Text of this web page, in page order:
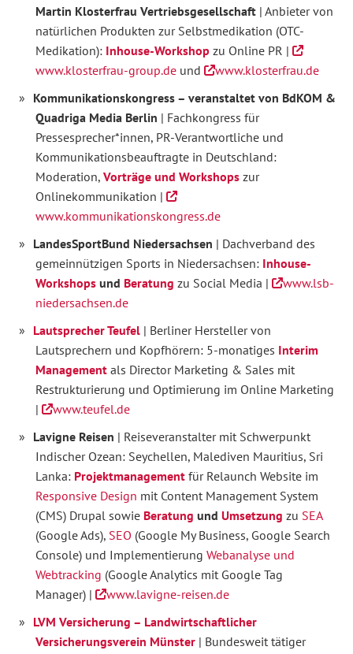
Martin Klosterfrau Vertriebsgesellschaft | Anbieter von
natürlichen Produkten zur Selbstmedikation (OTC-
Medikation): Inhouse-Workshop zu Online PR |
www.klosterfrau-group.de und
www.klosterfrau.de
Kommunikationskongress – veranstaltet von BdKOM &
Quadriga Media Berlin | Fachkongress für
Pressesprecher*innen, PR-Verantwortliche und
Kommunikationsbeauftragte in Deutschland:
Moderation, Vorträge und Workshops zur
Onlinekommunikation |
www.kommunikationskongress.de
LandesSportBund Niedersachsen | Dachverband des
gemeinnützigen Sports in Niedersachsen: Inhouse-
Workshops und Beratung zu Social Media |
www.lsb-
niedersachsen.de
Lautsprecher Teufel | Berliner Hersteller von
Lautsprechern und Kopfhörern: 5-monatiges Interim
Management als Director Marketing & Sales mit
Restrukturierung und Optimierung im Online Marketing
|
www.teufel.de
Lavigne Reisen | Reiseveranstalter mit Schwerpunkt
Indischer Ozean: Seychellen, Malediven Mauritius, Sri
Lanka: Projektmanagement für Relaunch Website im
Responsive Design mit Content Management System
(CMS) Drupal sowie Beratung und Umsetzung zu SEA
(Google Ads), SEO (Google My Business, Google Search
Console) und Implementierung Webanalyse und
Webtracking (Google Analytics mit Google Tag
Manager) |
www.lavigne-reisen.de
LVM Versicherung – Landwirtschaftlicher
Versicherungsverein Münster | Bundesweit tätiger